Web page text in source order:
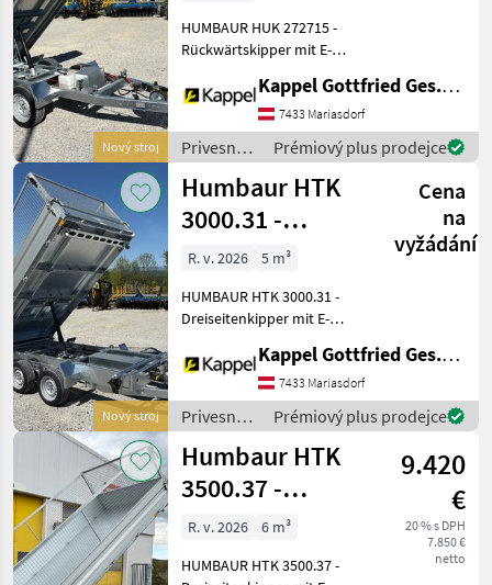
Nový stroj
HUMBAUR HUK 272715 -
Rückwärtskipper mit E-
Pumpe kombiniert mit
doppelwirkender
Handpumpe • Kippwinkel
hinten: 45° • zulässiges
Gesamtgewich
Kappel Gottfried Ges.m.b.H.
7433 Mariasdorf
Privesné
vozíky /
Humbaur
Prémiový plus prodejce
Nový stroj
Humbaur HTK
3000.31 -
Dreiseitenkipper
Cena
na
vyžádání
R. v. 2026
5 m³
HUMBAUR HTK 3000.31 -
Dreiseitenkipper mit E-
Dreiseitenkipper -
Kippwinkel: 45° • zulässiges
Gesamtgewicht: 3.000 kg •
Nutzlast: 2.130 kg • I
Kappel Gottfried Ges.m.b.H.
7433 Mariasdorf
Privesné
vozíky /
Humbaur
Prémiový plus prodejce
Humbaur HTK
3500.37 -
Dreiseitenkipper
9.420
€
20 % s DPH
7.850 €
netto
R. v. 2026
6 m³
HUMBAUR HTK 3500.37 -